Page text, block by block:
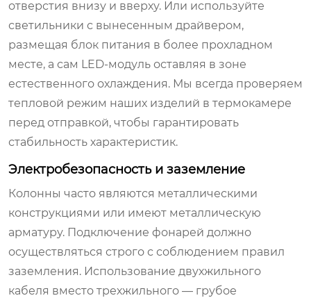
отверстия внизу и вверху. Или используйте
светильники с вынесенным драйвером,
размещая блок питания в более прохладном
месте, а сам LED-модуль оставляя в зоне
естественного охлаждения. Мы всегда проверяем
тепловой режим наших изделий в термокамере
перед отправкой, чтобы гарантировать
стабильность характеристик.
Электробезопасность и заземление
Колонны часто являются металлическими
конструкциями или имеют металлическую
арматуру. Подключение фонарей должно
осуществляться строго с соблюдением правил
заземления. Использование двухжильного
кабеля вместо трехжильного — грубое